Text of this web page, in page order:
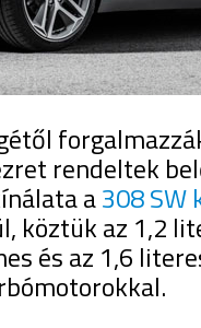
rendeltek
a308 SW
köztük az 1,2
és az 1,6